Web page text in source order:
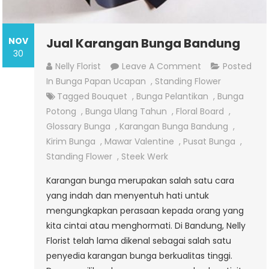
NOV
30
Jual Karangan Bunga Bandung
Nelly Florist Leave A Comment On
Jual
Karangan
Bunga
Bandung
Posted
In Bunga Papan Ucapan , Standing Flower
Tagged Bouquet , Bunga Pelantikan , Bunga
Potong , Bunga Ulang Tahun , Floral Board ,
Glossary Bunga , Karangan Bunga Bandung ,
Kirim Bunga , Mawar Valentine , Pusat Bunga ,
Standing Flower , Steek Werk
Karangan bunga merupakan salah satu cara
yang indah dan menyentuh hati untuk
mengungkapkan perasaan kepada orang yang
kita cintai atau menghormati. Di Bandung, Nelly
Florist telah lama dikenal sebagai salah satu
penyedia karangan bunga berkualitas tinggi.